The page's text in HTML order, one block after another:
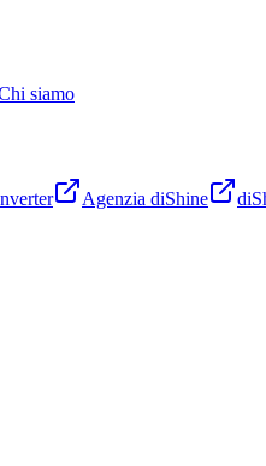
siamo
Agenzia diShine